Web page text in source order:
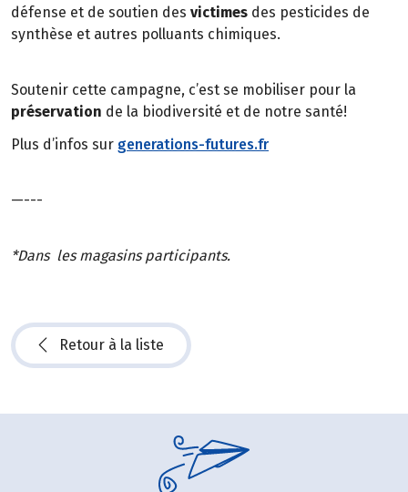
défense et de soutien des victimes des pesticides de
synthèse et autres polluants chimiques.
Soutenir cette campagne, c’est se mobiliser pour la
préservation de la biodiversité et de notre santé!
Plus d’infos sur generations-futures.fr
—---
*Dans les magasins participants.
Retour à la liste